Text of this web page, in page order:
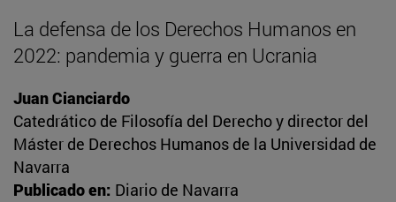
La defensa de los Derechos Humanos en
2022: pandemia y guerra en Ucrania
Juan Cianciardo
Catedrático de Filosofía del Derecho y director del
Máster de Derechos Humanos de la Universidad de
Navarra
Publicado en: Diario de Navarra